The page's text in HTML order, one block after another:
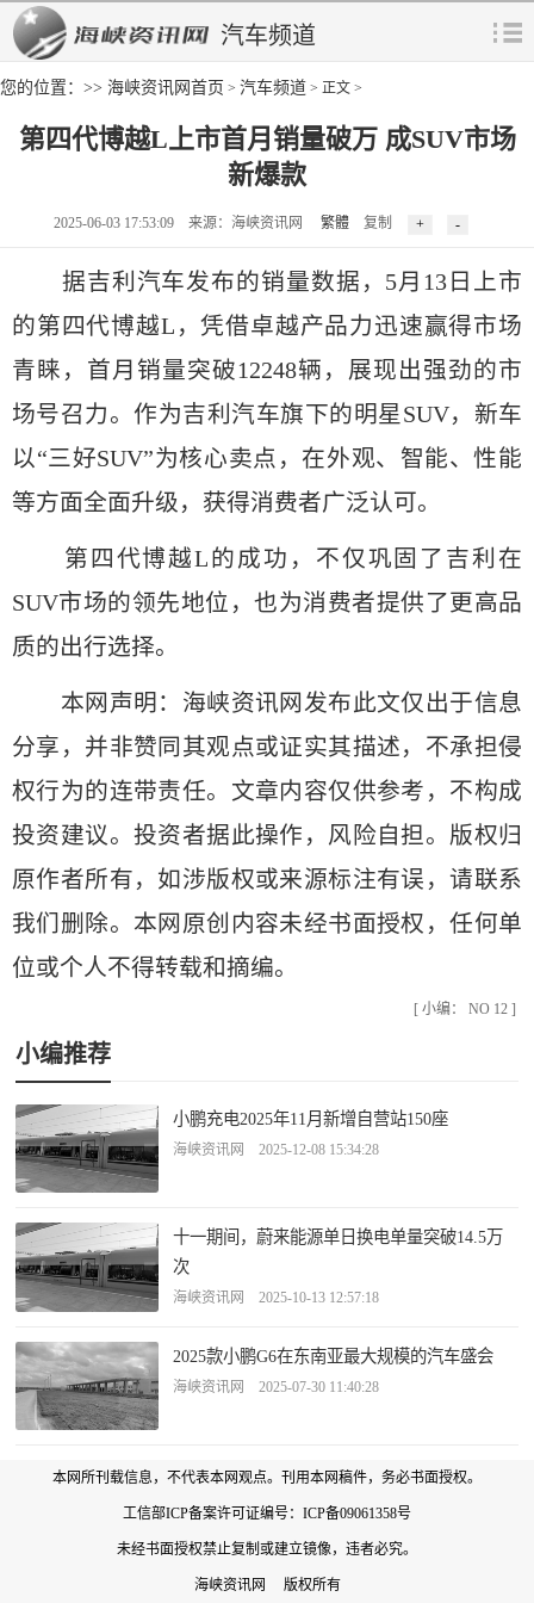
汽车频道
您的位置：>> 海峡资讯网首页 > 汽车频道 > 正文 >
第四代博越L上市首月销量破万 成SUV市场
新爆款
2025-06-03 17:53:09 来源：海峡资讯网 繁體 复制
据吉利汽车发布的销量数据，5月13日上市
的第四代博越L，凭借卓越产品力迅速赢得市场
青睐，首月销量突破12248辆，展现出强劲的市
场号召力。作为吉利汽车旗下的明星SUV，新车
以“三好SUV”为核心卖点，在外观、智能、性能
等方面全面升级，获得消费者广泛认可。
第四代博越L的成功，不仅巩固了吉利在
SUV市场的领先地位，也为消费者提供了更高品
质的出行选择。
本网声明：海峡资讯网发布此文仅出于信息
分享，并非赞同其观点或证实其描述，不承担侵
权行为的连带责任。文章内容仅供参考，不构成
投资建议。投资者据此操作，风险自担。版权归
原作者所有，如涉版权或来源标注有误，请联系
我们删除。本网原创内容未经书面授权，任何单
位或个人不得转载和摘编。
[ 小编： NO 12 ]
小编推荐
小鹏充电2025年11月新增自营站150座
海峡资讯网 2025-12-08 15:34:28
十一期间，蔚来能源单日换电单量突破14.5万
次
海峡资讯网 2025-10-13 12:57:18
2025款小鹏G6在东南亚最大规模的汽车盛会
海峡资讯网 2025-07-30 11:40:28
本网所刊载信息，不代表本网观点。刊用本网稿件，务必书面授权。
工信部ICP备案许可证编号： ICP备09061358号
未经书面授权禁止复制或建立镜像，违者必究。
海峡资讯网 版权所有